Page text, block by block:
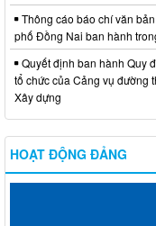
Thông cáo báo chí văn
phố Đồng Nai ban hành
Quyết định ban hành Quy
tổ chức của Cảng vụ đường
Xây dựng
HOẠT ĐỘNG ĐẢNG